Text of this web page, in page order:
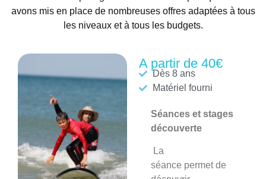
avons mis en place de nombreuses offres adaptées à tous
les niveaux et à tous les budgets.
A partir de 40€
Dès 8 ans
Matériel fourni
Séances et stages
découverte
La
séance permet de